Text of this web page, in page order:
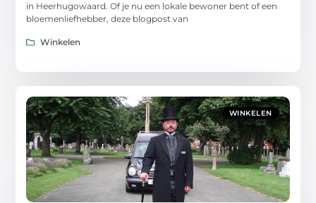
in Heerhugowaard. Of je nu een lokale bewoner bent of een
bloemenliefhebber, deze blogpost van
Winkelen
WINKELEN